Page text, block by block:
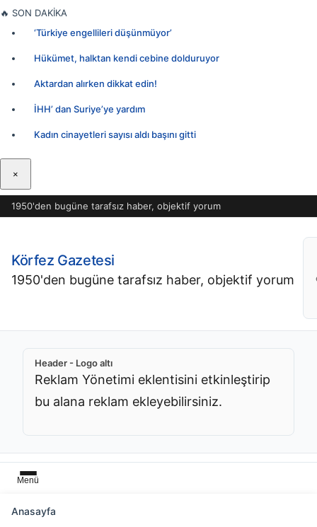
İçeriğe
🔥 SON DAKİKA
‘Türkiye engellileri düşünmüyor’
Hükümet, halktan kendi cebine dolduruyor
Aktardan alırken dikkat edin!
İHH’ dan Suriye’ye yardım
Kadın cinayetleri sayısı aldı başını gitti
×
1950'den bugüne tarafsız haber, objektif yorum
Körfez Gazetesi
1950'den bugüne tarafsız haber, objektif yorum
Header - Logo altı
Reklam Yönetimi eklentisini etkinleştirip
bu alana reklam ekleyebilirsiniz.
Menü
Anasayfa